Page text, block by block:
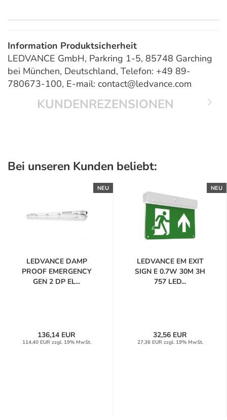
Information Produktsicherheit
LEDVANCE GmbH, Parkring 1-5, 85748 Garching
bei München, Deutschland, Telefon: +49 89-
780673-100, E-mail: contact@ledvance.com
KUNDENREZENSIONEN
Bei unseren Kunden beliebt:
NEU
LEDVANCE DAMP
PROOF EMERGENCY
GEN 2 DP EL...
136,14 EUR
114,40 EUR zzgl. 19% MwSt.
NEU
LEDVANCE EM EXIT
SIGN E 0.7W 30M 3H
757 LED...
32,56 EUR
27,36 EUR zzgl. 19% MwSt.